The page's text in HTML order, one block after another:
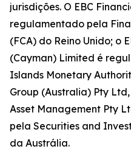
jurisdições. O EBC
regulamentado pela
(FCA) do Reino Unido; o
(Cayman) Limited é
Islands Monetary
Group (Australia) Pty
Asset Management Pty
pela Securities and
da Austrália.